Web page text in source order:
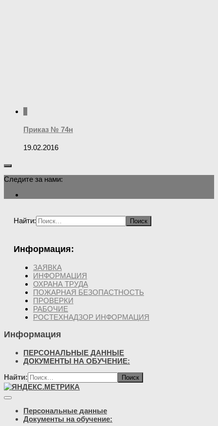
Приказ № 74н
19.02.2016
Следите за нами:
Найти:
Информация:
ЗАЯВКА
ИНФОРМАЦИЯ
ОХРАНА ТРУДА
ПОЖАРНАЯ БЕЗОПАСТНОСТЬ
ПРОВЕРКИ
РАБОЧИЕ
РОСТЕХНАДЗОР ИНФОРМАЦИЯ
Информация
ПЕРСОНАЛЬНЫЕ ДАННЫЕ
ДОКУМЕНТЫ НА ОБУЧЕНИЕ:
Найти:
Персональные данные
Документы на обучение: